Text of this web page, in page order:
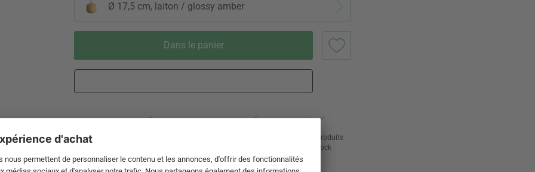
Ø 17,5 cm, laiton / glossy amber
Dans le panier
Livraison 3-5 jours ouvrables après
24 000 produits
en stock